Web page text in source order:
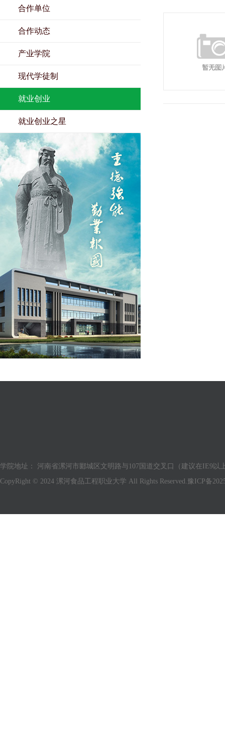
合作单位
合作动态
产业学院
现代学徒制
就业创业
就业创业之星
学院地址： 河南省漯河市郾城区文明路与107国道交叉口（建议在IE9以
CopyRight © 2024 漯河食品工程职业大学 All Rights Reserved. 豫ICP备